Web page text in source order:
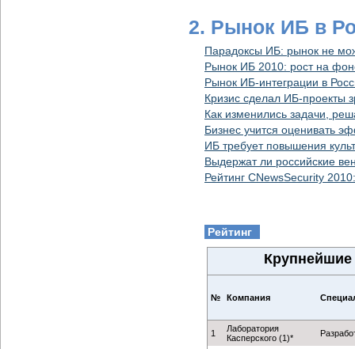
2. Рынок ИБ в
Парадоксы ИБ: рынок не
Рынок ИБ 2010: рост на
Рынок ИБ-интеграции в
Кризис сделал ИБ-проекты
Как изменились задачи,
Бизнес учится оценивать
ИБ требует повышения
Выдержат ли российские
Рейтинг CNewsSecurity
Рейтинг
№ Компания
1
Лаборатория
Касперского (1)*